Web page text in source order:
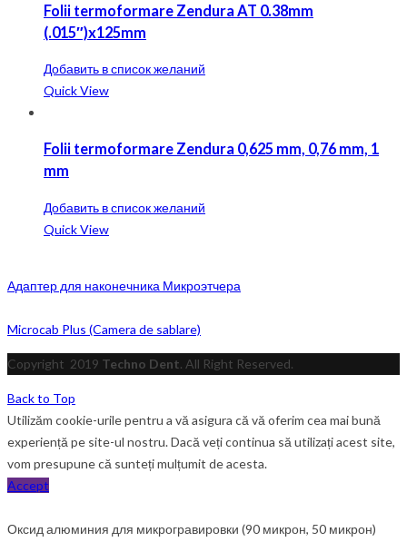
Folii termoformare Zendura AT 0.38mm
(.015″)x125mm
Добавить в список желаний
Quick View
Folii termoformare Zendura 0,625 mm, 0,76 mm, 1
mm
Добавить в список желаний
Quick View
Адаптер для наконечника Микроэтчера
Microcab Plus (Camera de sablare)
Copyright 2019 Techno Dent. All Right Reserved.
Back to Top
Utilizăm cookie-urile pentru a vă asigura că vă oferim cea mai bună
experiență pe site-ul nostru. Dacă veți continua să utilizați acest site,
vom presupune că sunteți mulțumit de acesta.
Accept
Оксид алюминия для микрогравировки (90 микрон, 50 микрон)